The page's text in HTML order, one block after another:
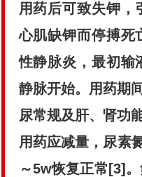
用药后可致失钾，
心肌缺钾而停搏死
性静脉炎，最初输
静脉开始。用药期
尿常规及肝、肾功
用药应减量，尿素
～5w恢复正常[3]